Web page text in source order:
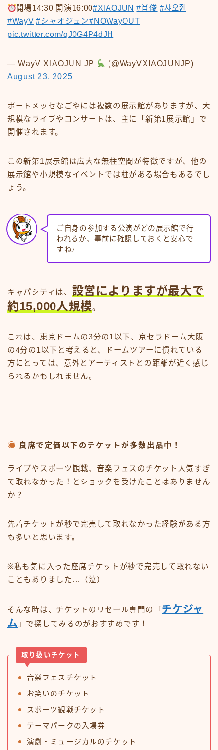
開場14:30 開演16:00#XIAOJUN #肖俊 #샤오쥔
#WayV #シャオジュン#NOWayOUT
pic.twitter.com/qJ0G4P4dJH
— WayV XIAOJUN JP
(@WayVXIAOJUNJP)
August 23, 2025
ポートメッセなごやには複数の展示館がありますが、大
規模なライブやコンサートは、主に「新第1展示館」で
開催されます。
この新第1展示館は広大な無柱空間が特徴ですが、他の
展示館や小規模なイベントでは柱がある場合もあるでし
ょう。
ご自身の参加する公演がどの展示館で行
われるか、事前に確認しておくと安心で
すね♪
キャパシティは、 設営によりますが最大で
約15,000人規模。
これは、東京ドームの3分の1以下、京セラドーム大阪
の4分の1以下と考えると、ドームツアーに慣れている
方にとっては、意外とアーティストとの距離が近く感じ
られるかもしれません。
良席で定価以下のチケットが多数出品中！
ライブやスポーツ観戦、音楽フェスのチケット人気すぎ
て取れなかった！とショックを受けたことはありません
か？
先着チケットが秒で完売して取れなかった経験がある方
も多いと思います。
※私も気に入った座席チケットが秒で完売して取れない
こともありました…（泣）
そんな時は、チケットのリセール専門の「 チケジャ
ム 」で探してみるのがおすすめです！
取り扱いチケット
音楽フェスチケット
お笑いのチケット
スポーツ観戦チケット
テーマパークの入場券
演劇・ミュージカルのチケット